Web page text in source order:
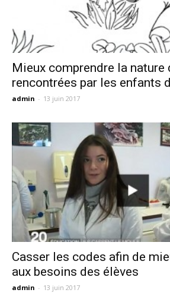
Mieux comprendre la
rencontrées par les enfants
admin - 13 juin 2017
Casser les codes afin de
aux besoins des élèves
admin - 13 juin 2017